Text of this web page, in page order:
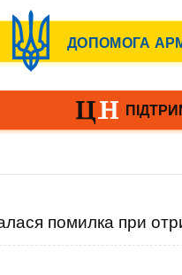
помилка при